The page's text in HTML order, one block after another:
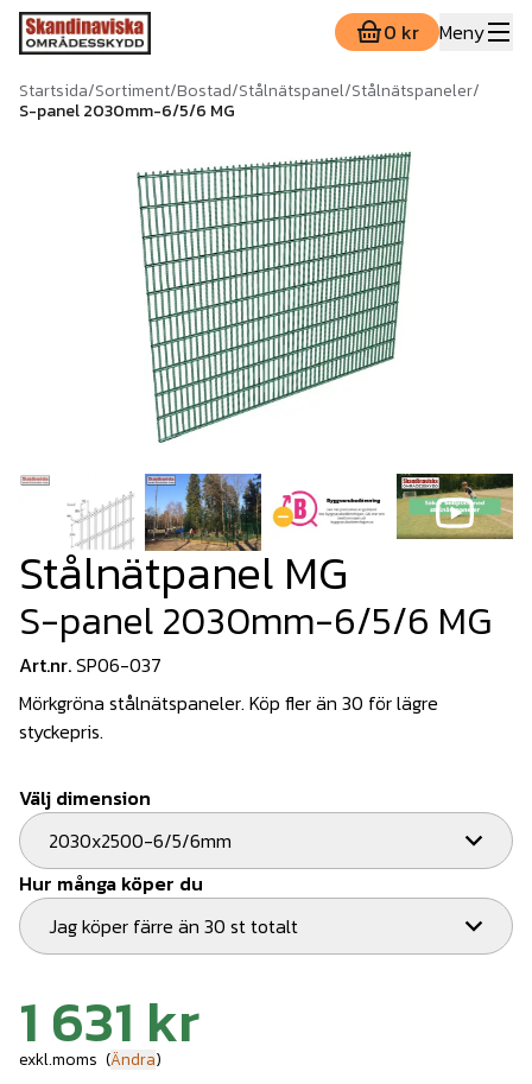
0 kr Meny
Startsida/Sortiment/Bostad/Stålnätspanel/Stålnätspaneler/
S-panel 2030mm-6/5/6 MG
Stålnätpanel MG
S-panel 2030mm-6/5/6 MG
Art.nr.SP06-037
Mörkgröna stålnätspaneler. Köp fler än 30 för lägre
styckepris.
Välj dimension
2030x2500-6/5/6mm
Hur många köper du
Jag köper färre än 30 st totalt
1 631 kr
exkl.moms (Ändra)